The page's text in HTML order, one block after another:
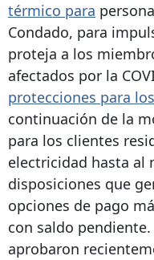
térmico para
Condado, para
proteja a los
afectados por la
protecciones para los
continuación de la
para los clientes
electricidad hasta al
disposiciones que
opciones de pago
con saldo
aprobaron